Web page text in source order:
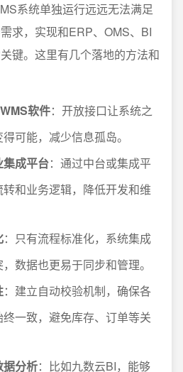
系统单独运行远远无法满足
求，实现和ERP、OMS、BI
键。这里有几个落地的方法和
软件：开放接口让系统之
可能，减少信息孤岛。
成平台：通过中台或集成平
和业务逻辑，降低开发和维
：只有流程标准化，系统集成
数据也更易于同步和管理。
：建立自动校验机制，确保各
一致，避免库存、订单等关
据分析：比如九数云BI，能够